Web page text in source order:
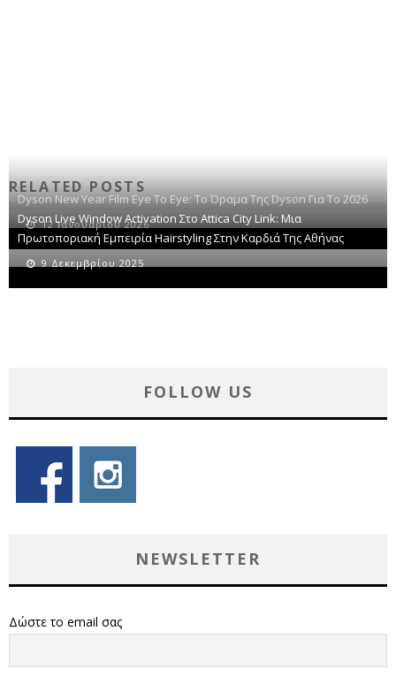
RELATED POSTS
Dyson New Year Film Eye To Eye: Το Όραμα Της Dyson Για Το 2026
12 Ιανουαρίου 2026
Dyson Live Window Activation Στο Attica City Link: Μια
Πρωτοποριακή Εμπειρία Hairstyling Στην Καρδιά Της Αθήνας
9 Δεκεμβρίου 2025
FOLLOW US
NEWSLETTER
Δώστε το email σας